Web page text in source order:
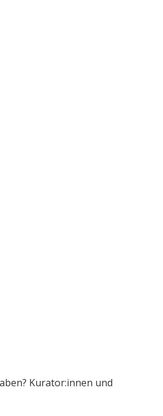
Kurator:innen und